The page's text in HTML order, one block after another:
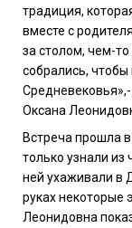
традиция,
вместе с
за столом, чем-
собрались, чтобы
Оксана
Встреча прошла
только узнали из
ней ухаживали в
руках некоторые
Леонидовна